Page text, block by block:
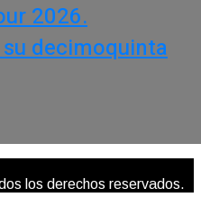
2026.
decimoquinta
los derechos reservados.